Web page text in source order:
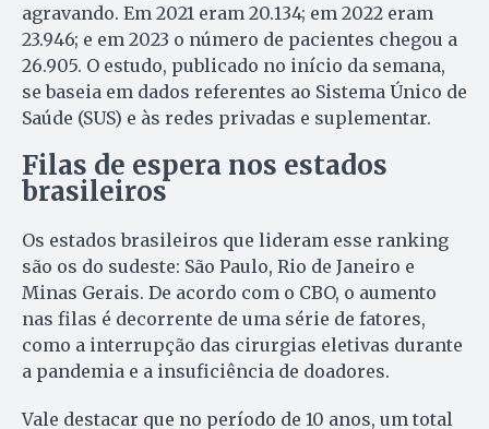
agravando. Em 2021 eram 20.134; em 2022 eram
23.946; e em 2023 o número de pacientes chegou a
26.905. O estudo, publicado no início da semana,
se baseia em dados referentes ao Sistema Único de
Saúde (SUS) e às redes privadas e suplementar.
Filas de espera nos estados
brasileiros
Os estados brasileiros que lideram esse ranking
são os do sudeste: São Paulo, Rio de Janeiro e
Minas Gerais. De acordo com o CBO, o aumento
nas filas é decorrente de uma série de fatores,
como a interrupção das cirurgias eletivas durante
a pandemia e a insuficiência de doadores.
Vale destacar que no período de 10 anos, um total